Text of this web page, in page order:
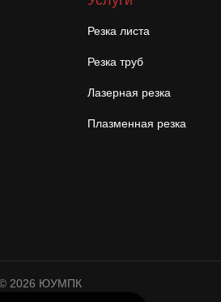
Резка листа
Резка труб
Лазерная резка
Плазменная резка
2026 ЮУМПК